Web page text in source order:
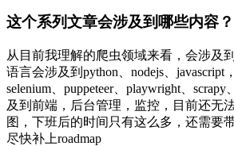
这个系列文章会涉及到哪些内容？
从目前我理解的爬虫领域来看，会涉及
语言会涉及到python、nodejs、javascript
selenium、puppeteer、playwright、
及到前端，后台管理，监控，目前还无
图，下班后的时间只有这么多，还需要
尽快补上roadmap